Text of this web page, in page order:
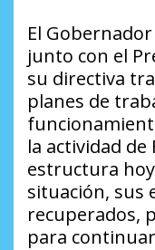
El
junto con el
su directiva
planes de
la actividad de
estructura
situación, sus
recuperados,
para